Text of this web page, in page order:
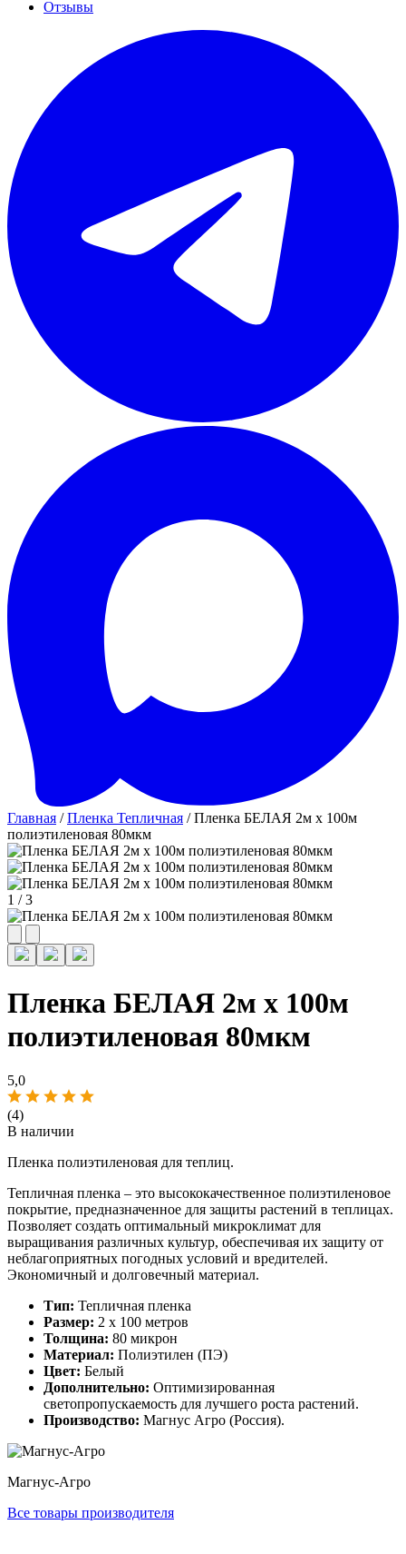
Отзывы
Главная /Пленка Тепличная / Пленка БЕЛАЯ 2м х 100м
полиэтиленовая 80мкм
1 /3
Пленка БЕЛАЯ 2м х 100м
полиэтиленовая 80мкм
5,0
(4)
В наличии
Пленка полиэтиленовая для теплиц.
Тепличная пленка – это высококачественное полиэтиленовое
покрытие, предназначенное для защиты растений в теплицах.
Позволяет создать оптимальный микроклимат для
выращивания различных культур, обеспечивая их защиту от
неблагоприятных погодных условий и вредителей.
Экономичный и долговечный материал.
Тип: Тепличная пленка
Размер: 2 х 100 метров
Толщина: 80 микрон
Материал: Полиэтилен (ПЭ)
Цвет: Белый
Дополнительно: Оптимизированная
светопропускаемость для лучшего роста растений.
Производство: Магнус Агро (Россия).
Магнус-Агро
Все товары производителя